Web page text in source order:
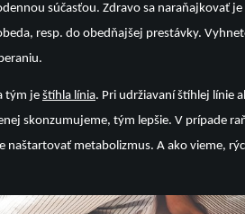
súčasťou. Zdravo sa naraňajkovať
resp. do obedňajšej prestávky.
tým je štíhla línia. Pri udržiavaní štíhlej línie
skonzumujeme, tým lepšie. V prípade
naštartovať metabolizmus. A ako vieme,